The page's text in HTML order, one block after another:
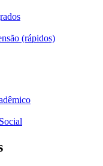
(rápidos)